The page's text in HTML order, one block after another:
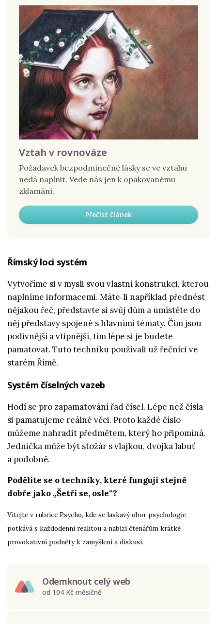
Vztah v rovnováze
Požadavek bezpodmínečné lásky se ve vztahu
nedá naplnit. Vede nás jen k opakovanému
zklamání.
Přečíst článek
Římský loci systém
Vytvoříme si v mysli svou vlastní konstrukci, kterou
naplníme informacemi. Máte‑li například přednést
nějakou řeč, představte si svůj dům a umístěte do
něj představy spojené s hlavními tématy. Čím jsou
podivnější a vtipnější, tím lépe si je budete
pamatovat. Tuto techniku používali už řečníci ve
starém Římě.
Systém číselných vazeb
Hodí se pro zapamatování řad čísel. Lépe než čísla
si pamatujeme reálné věci. Proto každé číslo
můžeme nahradit předmětem, který ho připomíná.
Jednička může být stožár s vlajkou, dvojka labuť
a podobně.
Podělíte se o techniky, které fungují stejně
dobře jako „Šetři se, osle“?
Vítejte v rubrice Psycho, kde se laskavý obor psychologie
potkává s každodenní realitou a nabízí čtenářům krátké
provokativní podněty k zamyšlení a diskusi.
Odemknout celý web
od 104 Kč měsíčně